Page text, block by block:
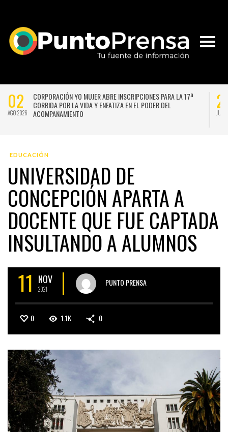
02
AGO 2026
CORPORACIÓN YO MUJER ABRE INSCRIPCIONES PARA LA 17ª
CORRIDA POR LA VIDA Y ENFATIZA EN EL PODER DEL
ACOMPAÑAMIENTO
JUL
EDUCACIÓN
UNIVERSIDAD DE
CONCEPCIÓN APARTA A
DOCENTE QUE FUE CAPTADA
INSULTANDO A ALUMNOS
11 NOV
2021
PUNTO PRENSA
0 1.1K 0